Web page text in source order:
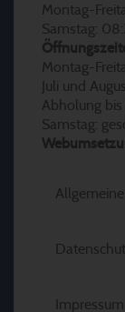
Montag-
Samstag:
Montag-
Juli und
Abholung
Samstag:
Impressum